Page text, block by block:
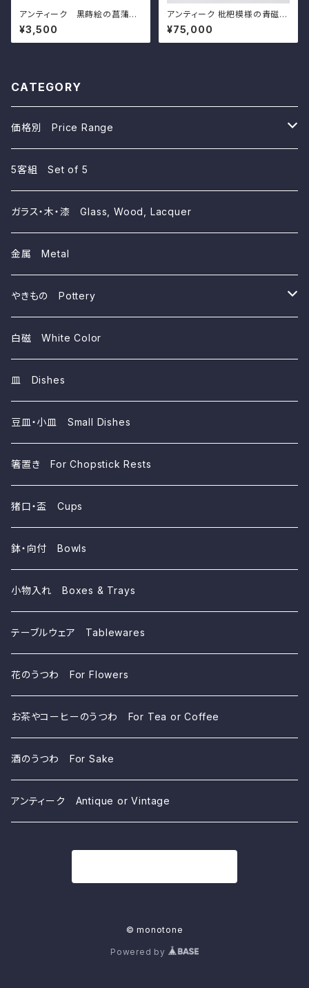
アンティーク 黒蒔絵の菖蒲模
様の小皿（その７）d11.5cm A
ntique Japanese Lacquere
d Wooden Small Dish, Iris
¥3,500
アンティーク 枇杷模様の青磁台
鉢 伊万里焼 d23.2cm Anti
que Japanese Celadon Fo
oted Bowl, Emgraved Desi
¥75,000
CATEGORY
価格別 Price Range
~10,000yen
~5,000yen
~3,000yen
~1,000yen
5客組 Set of 5
ガラス・木・漆 Glass, Wood, Lacquer
金属 Metal
やきもの Pottery
磁器 Porcelains
陶器 Ceramics
白磁 White Color
皿 Dishes
豆皿・小皿 Small Dishes
箸置き For Chopstick Rests
猪口・盃 Cups
鉢・向付 Bowls
小物入れ Boxes & Trays
テーブルウェア Tablewares
花のうつわ For Flowers
お茶やコーヒーのうつわ For Tea or Coffee
酒のうつわ For Sake
アンティーク Antique or Vintage
© monotone
Powered by